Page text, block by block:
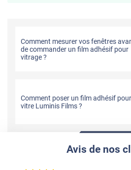
Comment mesurer vos fenêtres
de commander un film adhésif pour
vitrage ?
Comment poser un film adhésif pour
vitre Luminis Films ?
Avis de nos